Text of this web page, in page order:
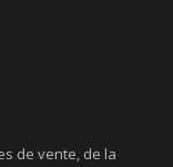
de vente, de la